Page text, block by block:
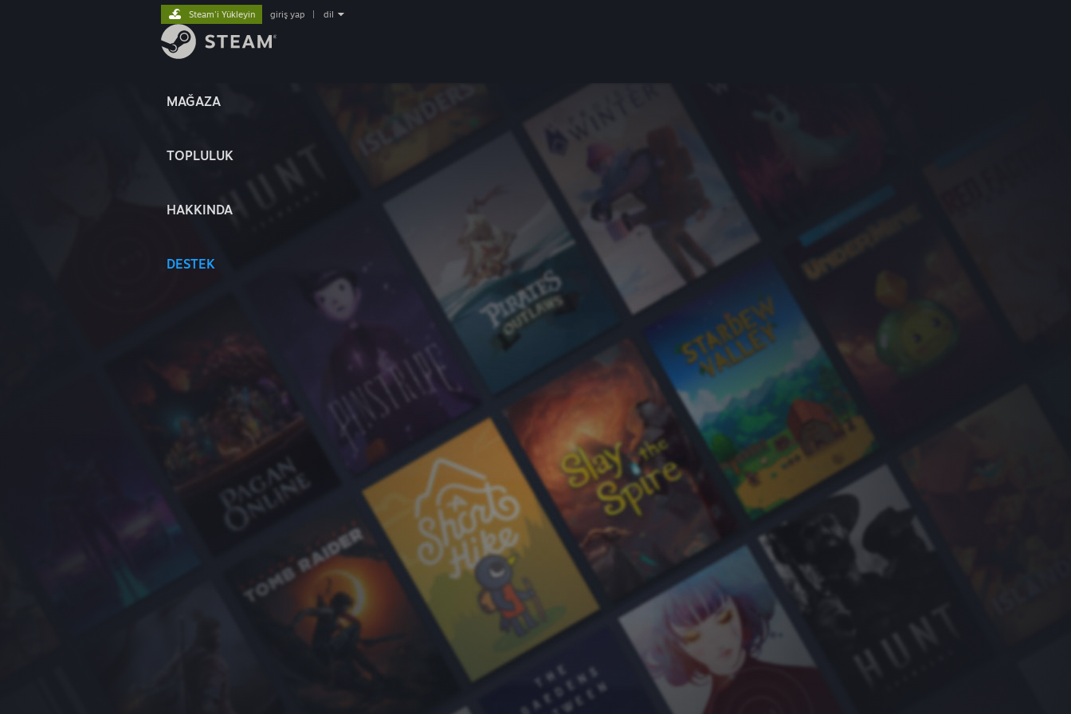
MAĞAZA
TOPLULUK
HAKKINDA
DESTEK
Steam'i Yükleyin giriş yap dil